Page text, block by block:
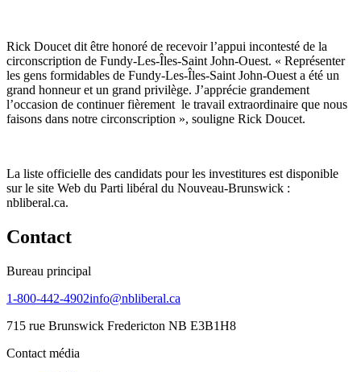
Rick Doucet dit être honoré de recevoir l’appui incontesté de la
circonscription de Fundy-Les-Îles-Saint John-Ouest. « Représenter
les gens formidables de Fundy-Les-Îles-Saint John-Ouest a été un
grand honneur et un grand privilège. J’apprécie grandement
l’occasion de continuer fièrement le travail extraordinaire que nous
faisons dans notre circonscription », souligne Rick Doucet.
La liste officielle des candidats pour les investitures est disponible
sur le site Web du Parti libéral du Nouveau-Brunswick :
nbliberal.ca.
Contact
Bureau principal
1-800-442-4902info@nbliberal.ca
715 rue Brunswick Fredericton NB E3B1H8
Contact média